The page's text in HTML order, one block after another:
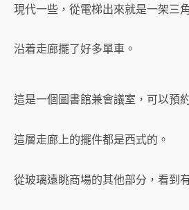
現代一些，從電梯出來就是一架三
沿着走廊擺了好多單車。
這是一個圖書館兼會議室，可以預
這層走廊上的擺件都是西式的。
從玻璃遠眺商場的其他部分，看到